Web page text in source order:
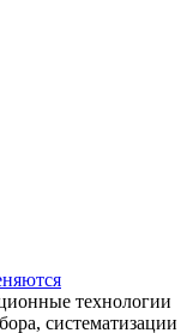
технологии
систематизации